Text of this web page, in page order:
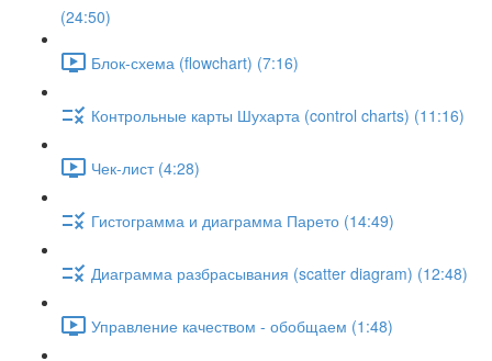
(24:50)
Блок-схема (flowchart) (7:16)
Контрольные карты Шухарта (control charts) (11:16)
Чек-лист (4:28)
Гистограмма и диаграмма Парето (14:49)
Диаграмма разбрасывания (scatter diagram) (12:48)
Управление качеством - обобщаем (1:48)